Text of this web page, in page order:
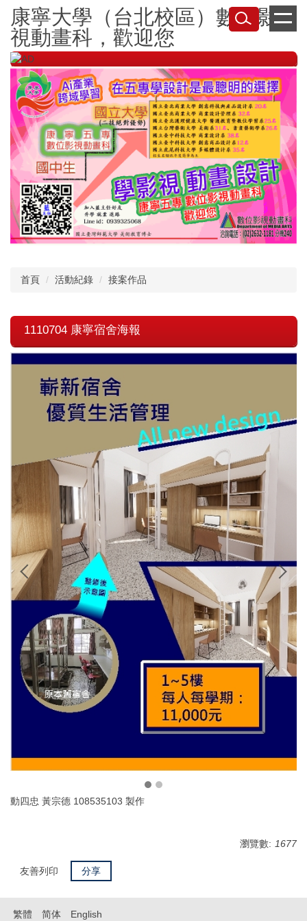
跳
到
主
要
內
容
康寧大學（台北校區）數位影
視動畫科，歡迎您
首頁 活動紀錄 接案作品
1110704 康寧宿舍海報
動四忠 黃宗德 108535103 製作
瀏覽數: 1677
友善列印 分享
繁體 简体 English